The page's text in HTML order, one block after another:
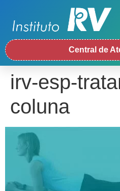
Central de
irv-esp-
coluna